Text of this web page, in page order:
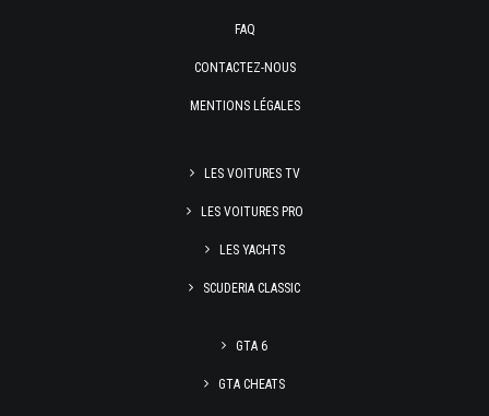
FAQ
CONTACTEZ-NOUS
MENTIONS LÉGALES
LES VOITURES TV
LES VOITURES PRO
LES YACHTS
SCUDERIA CLASSIC
GTA 6
GTA CHEATS